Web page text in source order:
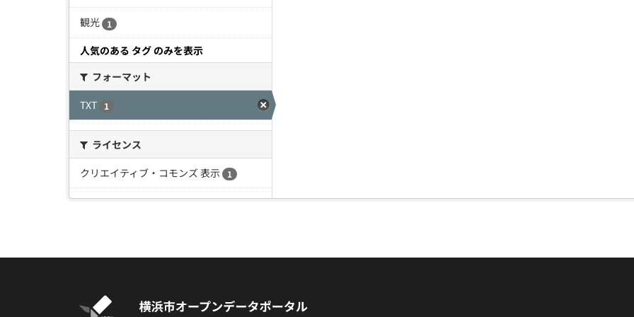
観光 1
人気のある タグ のみを表示
フォーマット
TXT
1
ライセンス
クリエイティブ・コモンズ 表示
1